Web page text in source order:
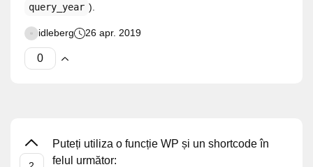
query_year ).
idleberg 26 apr. 2019
Puteți utiliza o funcție WP și un shortcode în
felul următor: